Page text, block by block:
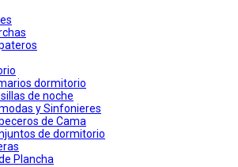
dormitorio
de noche
y Sinfonieres
de Cama
de dormitorio
Plancha